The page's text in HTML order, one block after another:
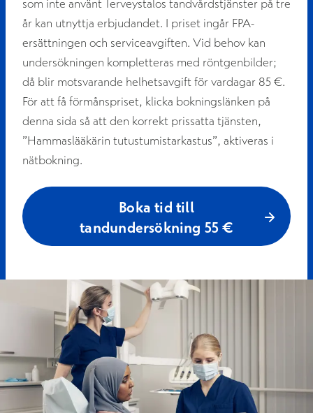
som inte använt Terveystalos tandvårdstjänster på tre
år kan utnyttja erbjudandet. I priset ingår FPA-
ersättningen och serviceavgiften. Vid behov kan
undersökningen kompletteras med röntgenbilder;
då blir motsvarande helhetsavgift för vardagar 85 €.
För att få förmånspriset, klicka bokningslänken på
denna sida så att den korrekt prissatta tjänsten,
”Hammaslääkärin tutustumistarkastus”, aktiveras i
nätbokning.
Boka tid till
tandundersökning 55 €